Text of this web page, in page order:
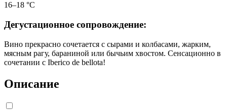
16–18 °С
Дегустационное сопровождение:
Вино прекрасно сочетается с сырами и колбасами, жарким,
мясным рагу, бараниной или бычьим хвостом. Сенсационно в
сочетании с Iberico de bellota!
Описание